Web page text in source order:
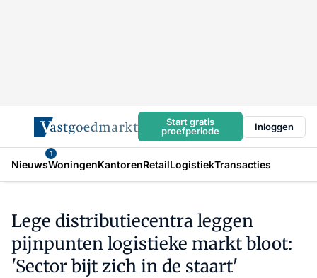
Start gratis
proefperiode
Inloggen
Nieuws
1
WoningenKantorenRetailLogistiekTransacties
Lege distributiecentra leggen
pijnpunten logistieke markt bloot:
'Sector bijt zich in de staart'